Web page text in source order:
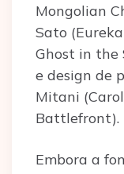
Mongolian
Sato
Ghost in the
e design de
Mitani
Battlefront).
Embora a